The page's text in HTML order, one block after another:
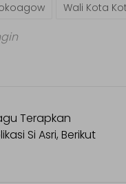
Wali Kota
Terapkan
Si Asri, Berikut